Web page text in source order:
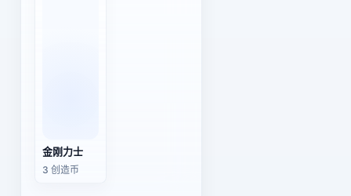
金刚力士
3 创造币